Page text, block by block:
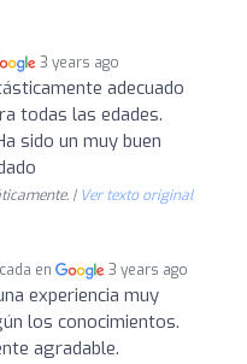
3 years ago
adecuado
todas las edades.
sido un muy buen
| Ver texto original
en 3 years ago
experiencia muy
los conocimientos.
agradable.